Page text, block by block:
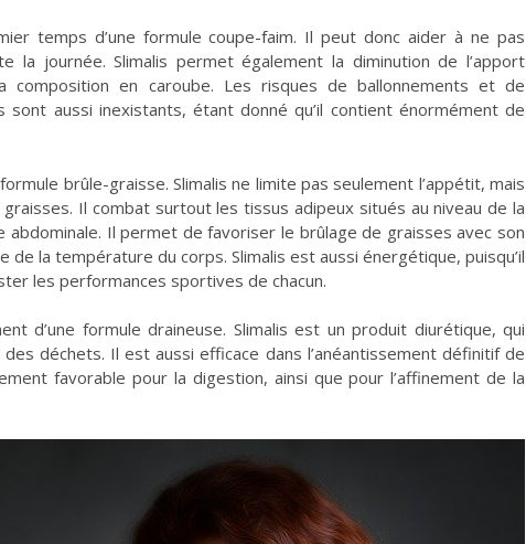
temps d’une formule coupe-faim. Il peut donc aider à ne pas
la journée. Slimalis permet également la diminution de l’apport
composition en caroube. Les risques de ballonnements et de
sont aussi inexistants, étant donné qu’il contient énormément de
brûle-graisse. Slimalis ne limite pas seulement l’appétit, mais
Il combat surtout les tissus adipeux situés au niveau de la
abdominale. Il permet de favoriser le brûlage de graisses avec son
de la température du corps. Slimalis est aussi énergétique, puisqu’il
les performances sportives de chacun.
d’une formule draineuse. Slimalis est un produit diurétique, qui
des déchets. Il est aussi efficace dans l’anéantissement définitif de
favorable pour la digestion, ainsi que pour l’affinement de la